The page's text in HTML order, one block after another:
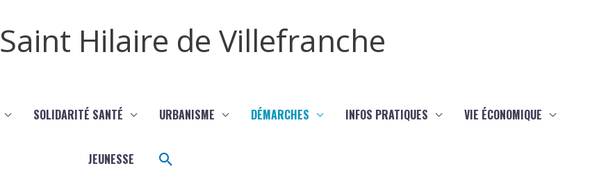
Saint Hilaire de Villefranche
SOLIDARITÉ SANTÉ URBANISME DÉMARCHES INFOS PRATIQUES VIE ÉCONOMIQUE
JEUNESSE Rechercher